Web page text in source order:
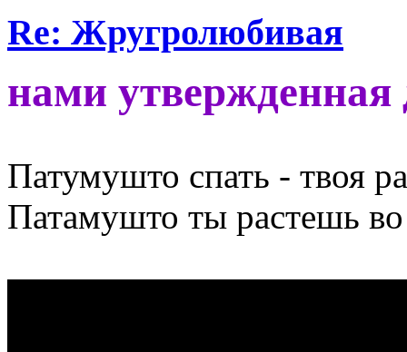
Re: Жругролюбивая
нами
Патумушто спать - твоя
Патамушто ты растешь